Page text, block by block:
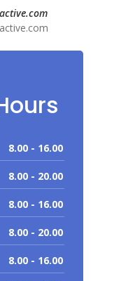
8.00 - 16.00
8.00 - 20.00
8.00 - 16.00
8.00 - 20.00
8.00 - 16.00